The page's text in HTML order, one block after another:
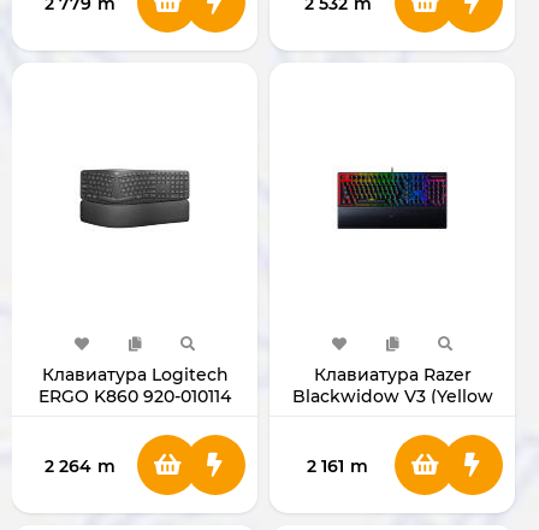
Клавиатура Logitech
ERGO K860 920-010114
2 264 m
Клавиатура Razer
Blackwidow V3 (Yellow
R3M1
2 161 m